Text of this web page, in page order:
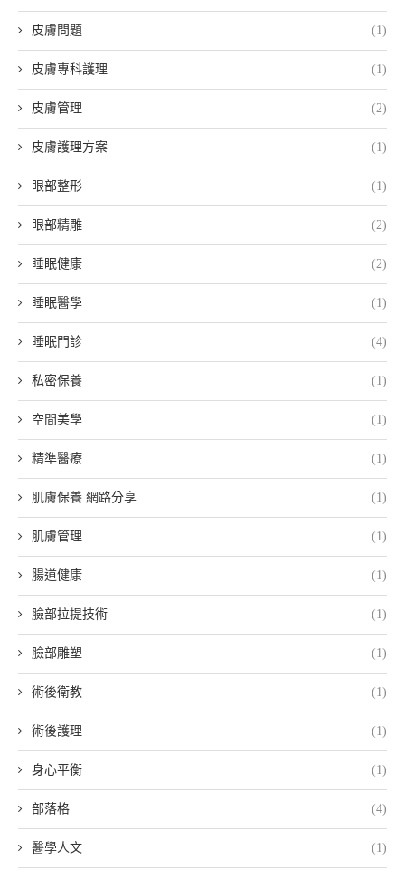
皮膚問題 (1)
皮膚專科護理 (1)
皮膚管理 (2)
皮膚護理方案 (1)
眼部整形 (1)
眼部精雕 (2)
睡眠健康 (2)
睡眠醫學 (1)
睡眠門診 (4)
私密保養 (1)
空間美學 (1)
精準醫療 (1)
肌膚保養 網路分享 (1)
肌膚管理 (1)
腸道健康 (1)
臉部拉提技術 (1)
臉部雕塑 (1)
術後衛教 (1)
術後護理 (1)
身心平衡 (1)
部落格 (4)
醫學人文 (1)